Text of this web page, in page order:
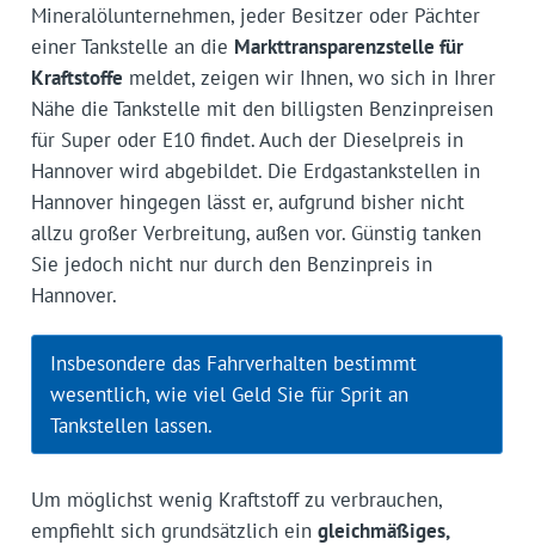
Mineralölunternehmen, jeder Besitzer oder Pächter
einer Tankstelle an die Markttransparenzstelle für
Kraftstoffe meldet, zeigen wir Ihnen, wo sich in Ihrer
Nähe die Tankstelle mit den billigsten Benzinpreisen
für Super oder E10 findet. Auch der Dieselpreis in
Hannover wird abgebildet. Die Erdgastankstellen in
Hannover hingegen lässt er, aufgrund bisher nicht
allzu großer Verbreitung, außen vor. Günstig tanken
Sie jedoch nicht nur durch den Benzinpreis in
Hannover.
Insbesondere das Fahrverhalten bestimmt
wesentlich, wie viel Geld Sie für Sprit an
Tankstellen lassen.
Um möglichst wenig Kraftstoff zu verbrauchen,
empfiehlt sich grundsätzlich ein gleichmäßiges,